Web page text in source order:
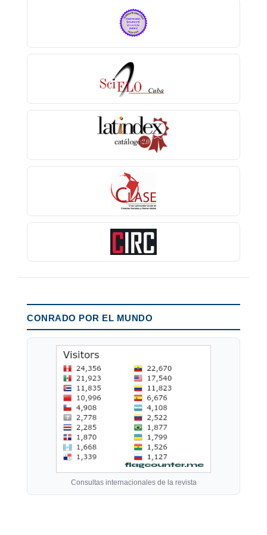
CONRADO POR EL MUNDO
Consultas internacionales de la revista